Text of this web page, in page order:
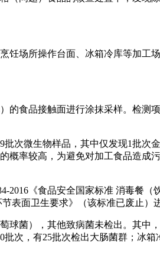
场所操作台面、冰箱冷库等加工
食品接触面进行涂抹采样。检测
次微生物样品，其中仅发现1批次
概率较高，为避免对加工食品造成
《食品安全国家标准 消毒餐（
表面卫生要求》（该标准已废止）
菌），其他致病菌未检出。其中
次，有25批次检出大肠菌群；冰箱